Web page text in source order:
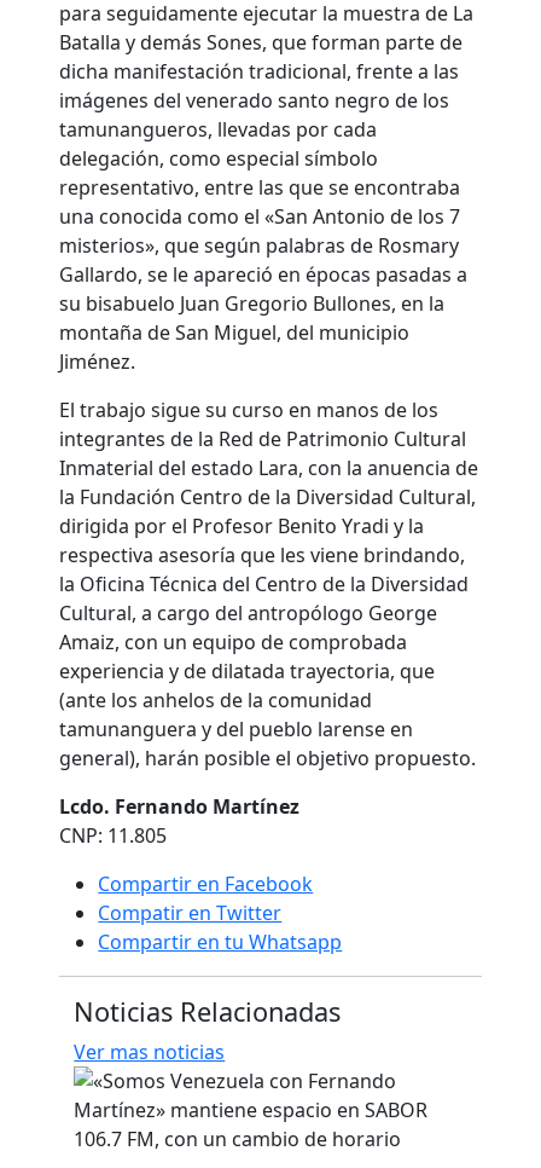
para seguidamente ejecutar la muestra de La
Batalla y demás Sones, que forman parte de
dicha manifestación tradicional, frente a las
imágenes del venerado santo negro de los
tamunangueros, llevadas por cada
delegación, como especial símbolo
representativo, entre las que se encontraba
una conocida como el «San Antonio de los 7
misterios», que según palabras de Rosmary
Gallardo, se le apareció en épocas pasadas a
su bisabuelo Juan Gregorio Bullones, en la
montaña de San Miguel, del municipio
Jiménez.
El trabajo sigue su curso en manos de los
integrantes de la Red de Patrimonio Cultural
Inmaterial del estado Lara, con la anuencia de
la Fundación Centro de la Diversidad Cultural,
dirigida por el Profesor Benito Yradi y la
respectiva asesoría que les viene brindando,
la Oficina Técnica del Centro de la Diversidad
Cultural, a cargo del antropólogo George
Amaiz, con un equipo de comprobada
experiencia y de dilatada trayectoria, que
(ante los anhelos de la comunidad
tamunanguera y del pueblo larense en
general), harán posible el objetivo propuesto.
Lcdo. Fernando Martínez
CNP: 11.805
Compartir en Facebook
Compatir en Twitter
Compartir en tu Whatsapp
Noticias Relacionadas
Ver mas noticias